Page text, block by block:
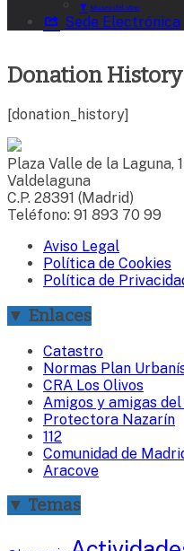
Museo del Vino
Sede Electrónica
Donation History
[donation_history]
Plaza Valle de la Laguna, 1
Valdelaguna
C.P. 28391 (Madrid)
Teléfono: 91 893 70 99
Aviso Legal
Política de Cookies
Política de
▼ Enlaces
Catastro
Normas Plan
CRA Los Olivos
Amigos y amigas
Protectora Nazarín
112
Comunidad de
Aracove
▼ Temas